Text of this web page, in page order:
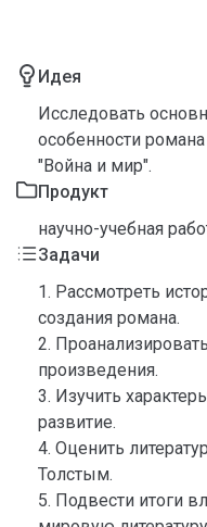
Идея
Исследовать
особенности
"Война и мир".
Продукт
научно-учебная
Задачи
1. Рассмотреть
создания романа.
2.
произведения.
3. Изучить
развитие.
4. Оценить
Толстым.
5. Подвести итоги